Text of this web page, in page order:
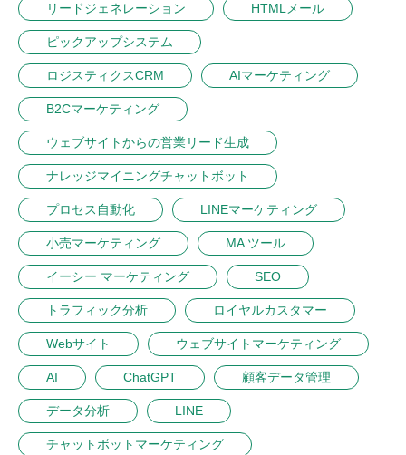
リードジェネレーション HTMLメール
ピックアップシステム
ロジスティクスCRM AIマーケティング
B2Cマーケティング
ウェブサイトからの営業リード生成
ナレッジマイニングチャットボット
プロセス自動化 LINEマーケティング
小売マーケティング MA ツール
イーシー マーケティング SEO
トラフィック分析 ロイヤルカスタマー
Webサイト ウェブサイトマーケティング
AI ChatGPT 顧客データ管理
データ分析 LINE
チャットボットマーケティング